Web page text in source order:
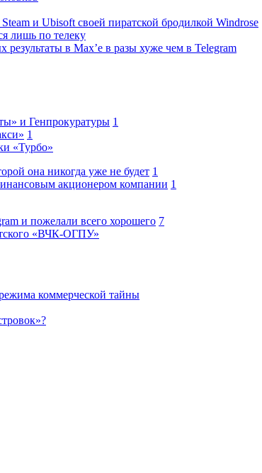
и Ubisoft своей пиратской бродилкой Windrose
лишь по телеку
в Max’е в разы хуже чем в Telegram
и Генпрокуратуры 1
1
«Турбо»
она никогда уже не будет 1
акционером компании 1
и пожелали всего хорошего 7
«ВЧК-ОГПУ»
коммерческой тайны